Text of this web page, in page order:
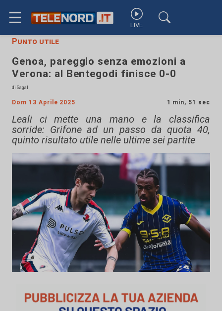
☰ LIVE
Punto utile
Genoa, pareggio senza emozioni a
Verona: al Bentegodi finisce 0-0
di Sagal
Dom 13 Aprile 2025 1 min, 51 sec
Leali ci mette una mano e la classifica
sorride: Grifone ad un passo da quota 40,
quinto risultato utile nelle ultime sei partite